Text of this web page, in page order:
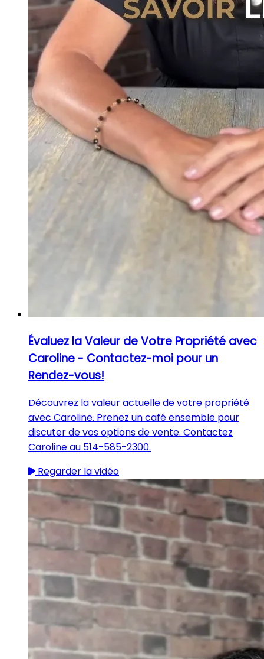
Évaluez la Valeur de Votre Propriété avec
Caroline - Contactez-moi pour un
Rendez-vous!
Découvrez la valeur actuelle de votre propriété
avec Caroline. Prenez un café ensemble pour
discuter de vos options de vente. Contactez
Caroline au 514-585-2300.
Regarder la vidéo